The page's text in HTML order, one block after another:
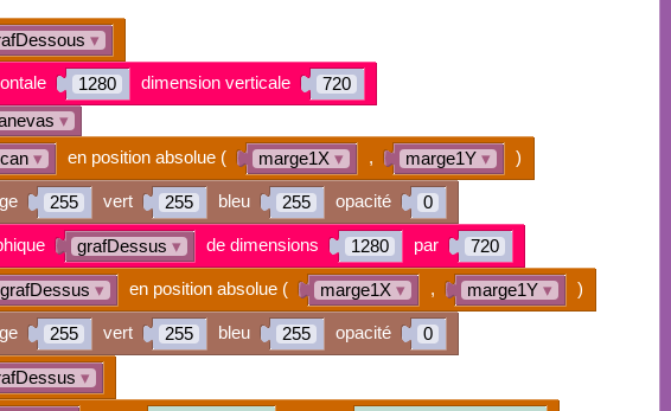
▾
1280
720
▾
can ▾ marge1X ▾ marge1Y ▾
255 255 255 0
vert bleu opacité
grafDessus ▾ 1280 720
grafDessus ▾ marge1X ▾ marge1Y ▾
255 255 255 0
vert bleu opacité
▾
en position absolue ( , )
de dimensions par
en position absolue ( , )
dimension verticale